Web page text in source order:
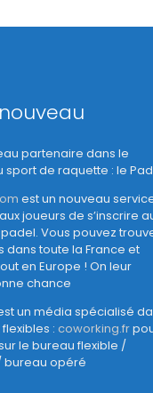
partenaire dans le
sport de raquette : le
est un nouveau
joueurs de s’inscrire
Vous pouvez
dans toute la France et
en Europe ! On leur
chance
un média spécialisé
: coworking.fr
le bureau flexible /
bureau opéré